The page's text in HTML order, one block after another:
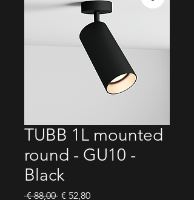
TUBB 1L mounted
round - GU10 -
Black
€ 88,00 Normale
€ 52,80Verkoopprijs